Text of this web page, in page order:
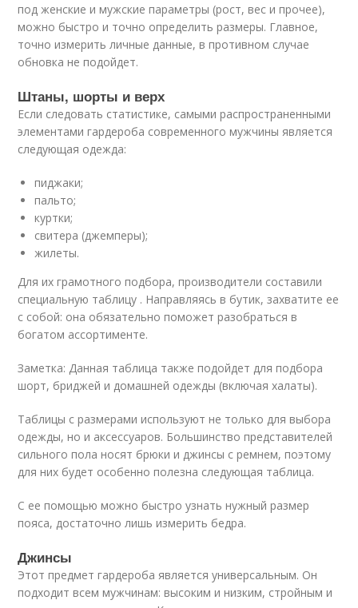
под женские и мужские параметры (рост, вес и прочее),
можно быстро и точно определить размеры. Главное,
точно измерить личные данные, в противном случае
обновка не подойдет.
Штаны, шорты и верх
Если следовать статистике, самыми распространенными
элементами гардероба современного мужчины является
следующая одежда:
пиджаки;
пальто;
куртки;
свитера (джемперы);
жилеты.
Для их грамотного подбора, производители составили
специальную таблицу . Направляясь в бутик, захватите ее
с собой: она обязательно поможет разобраться в
богатом ассортименте.
Заметка: Данная таблица также подойдет для подбора
шорт, бриджей и домашней одежды (включая халаты).
Таблицы с размерами используют не только для выбора
одежды, но и аксессуаров. Большинство представителей
сильного пола носят брюки и джинсы с ремнем, поэтому
для них будет особенно полезна следующая таблица.
С ее помощью можно быстро узнать нужный размер
пояса, достаточно лишь измерить бедра.
Джинсы
Этот предмет гардероба является универсальным. Он
подходит всем мужчинам: высоким и низким, стройным и